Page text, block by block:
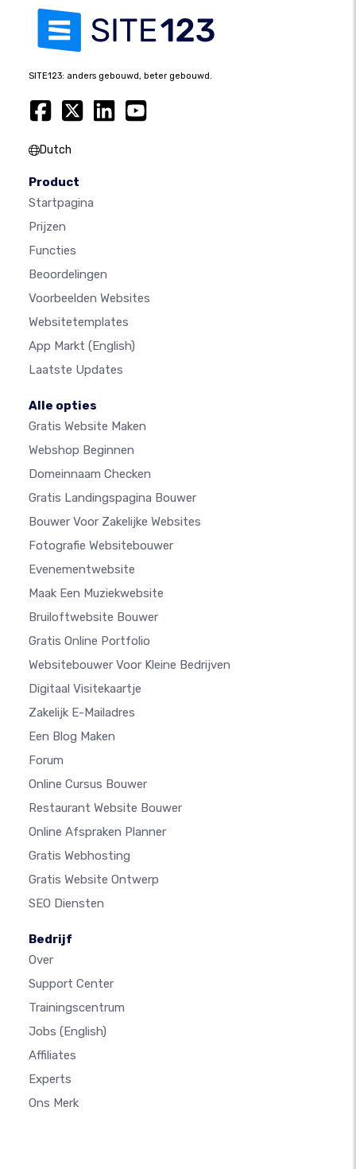
SITE123: anders gebouwd, beter gebouwd.
Dutch
Product
Startpagina
Prijzen
Functies
Beoordelingen
Voorbeelden Websites
Websitetemplates
App Markt (English)
Laatste Updates
Alle opties
Gratis Website Maken
Webshop Beginnen
Domeinnaam Checken
Gratis Landingspagina Bouwer
Bouwer Voor Zakelijke Websites
Fotografie Websitebouwer
Evenementwebsite
Maak Een Muziekwebsite
Bruiloftwebsite Bouwer
Gratis Online Portfolio
Websitebouwer Voor Kleine Bedrijven
Digitaal Visitekaartje
Zakelijk E-Mailadres
Een Blog Maken
Forum
Online Cursus Bouwer
Restaurant Website Bouwer
Online Afspraken Planner
Gratis Webhosting
Gratis Website Ontwerp
SEO Diensten
Bedrijf
Over
Support Center
Trainingscentrum
Jobs (English)
Affiliates
Experts
Ons Merk